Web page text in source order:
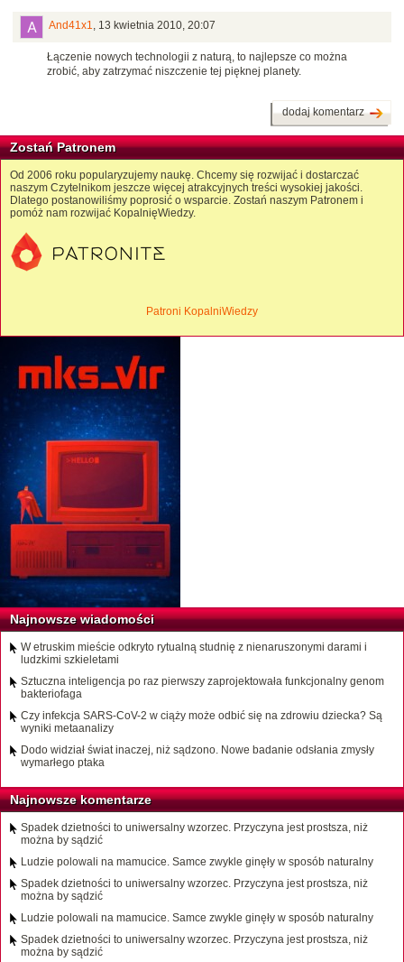
And41x1, 13 kwietnia 2010, 20:07
Łączenie nowych technologii z naturą, to najlepsze co można
zrobić, aby zatrzymać niszczenie tej pięknej planety.
dodaj komentarz
Zostań Patronem
Od 2006 roku popularyzujemy naukę. Chcemy się rozwijać i dostarczać
naszym Czytelnikom jeszcze więcej atrakcyjnych treści wysokiej jakości.
Dlatego postanowiliśmy poprosić o wsparcie. Zostań naszym Patronem i
pomóż nam rozwijać KopalnięWiedzy.
Patroni KopalniWiedzy
Najnowsze wiadomości
W etruskim mieście odkryto rytualną studnię z nienaruszonymi darami i
ludzkimi szkieletami
Sztuczna inteligencja po raz pierwszy zaprojektowała funkcjonalny genom
bakteriofaga
Czy infekcja SARS-CoV-2 w ciąży może odbić się na zdrowiu dziecka? Są
wyniki metaanalizy
Dodo widział świat inaczej, niż sądzono. Nowe badanie odsłania zmysły
wymarłego ptaka
Najnowsze komentarze
Spadek dzietności to uniwersalny wzorzec. Przyczyna jest prostsza, niż
można by sądzić
Ludzie polowali na mamucice. Samce zwykle ginęły w sposób naturalny
Spadek dzietności to uniwersalny wzorzec. Przyczyna jest prostsza, niż
można by sądzić
Ludzie polowali na mamucice. Samce zwykle ginęły w sposób naturalny
Spadek dzietności to uniwersalny wzorzec. Przyczyna jest prostsza, niż
można by sądzić